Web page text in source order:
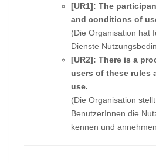
[UR1]: The
and conditions of
(Die Organisation hat
Dienste
[UR2]: There is a
users of these rules
use.
(Die Organisation
BenutzerInnen die
kennen und